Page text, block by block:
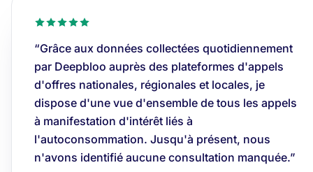
“Grâce aux données collectées quotidiennement
par Deepbloo auprès des plateformes d'appels
d'offres nationales, régionales et locales, je
dispose d'une vue d'ensemble de tous les appels
à manifestation d'intérêt liés à
l'autoconsommation. Jusqu'à présent, nous
n'avons identifié aucune consultation manquée.”